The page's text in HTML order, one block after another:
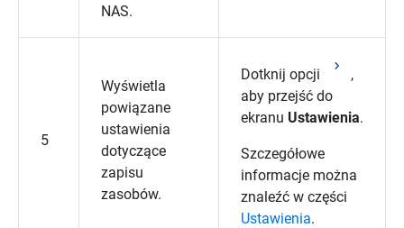
NAS.
5
Wyświetla
powiązane
ustawienia
dotyczące
zapisu
zasobów.
Dotknij opcji
,
aby przejść do
ekranu Ustawienia.
Szczegółowe
informacje można
znaleźć w części
Ustawienia.